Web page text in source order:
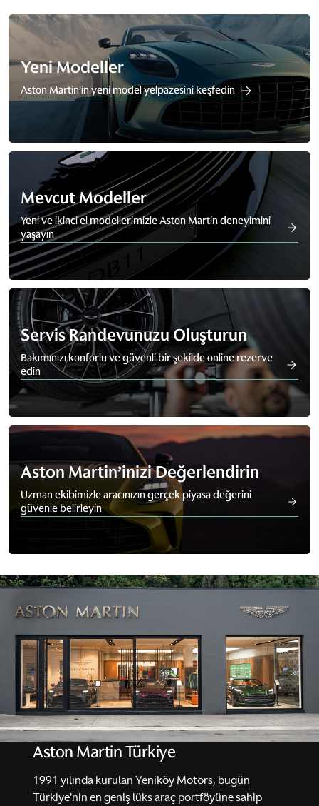
Yeni Modeller
Aston Martin’in yeni model yelpazesini keşfedin
Mevcut Modeller
Yeni ve ikinci el modellerimizle Aston Martin deneyimini
yaşayın
Servis Randevunuzu Oluşturun
Bakımınızı konforlu ve güvenli bir şekilde online rezerve
edin
Aston Martin’inizi Değerlendirin
Uzman ekibimizle aracınızın gerçek piyasa değerini
güvenle belirleyin
Aston Martin Türkiye
1991 yılında kurulan Yeniköy Motors, bugün
Türkiye’nin en geniş lüks araç portföyüne sahip